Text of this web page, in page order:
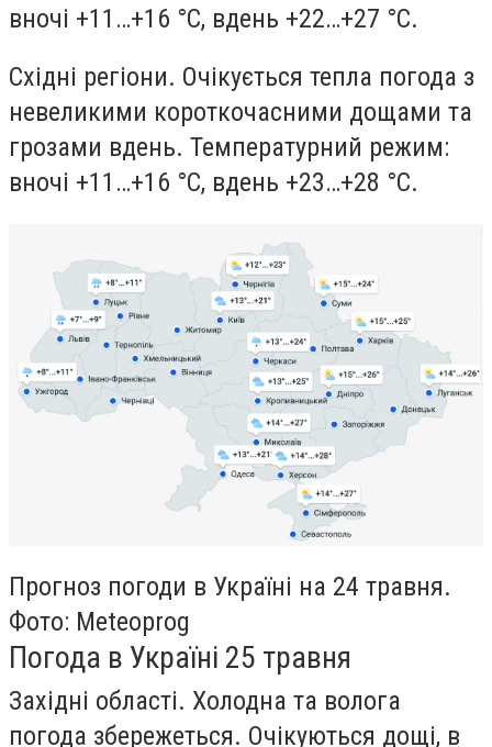
вночі +11…+16 °С, вдень +22…+27 °С.
Східні регіони. Очікується тепла погода з
невеликими короткочасними дощами та
грозами вдень. Температурний режим:
вночі +11…+16 °С, вдень +23…+28 °С.
Прогноз погоди в Україні на 24 травня.
Фото: Meteoprog
Погода в Україні 25 травня
Західні області. Холодна та волога
погода збережеться. Очікуються дощі, в